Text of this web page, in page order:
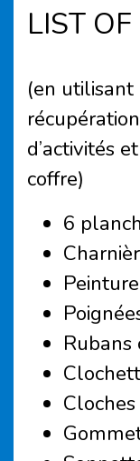
LIST
(en
d’activités
coffre)
6
Peinture
Cloches